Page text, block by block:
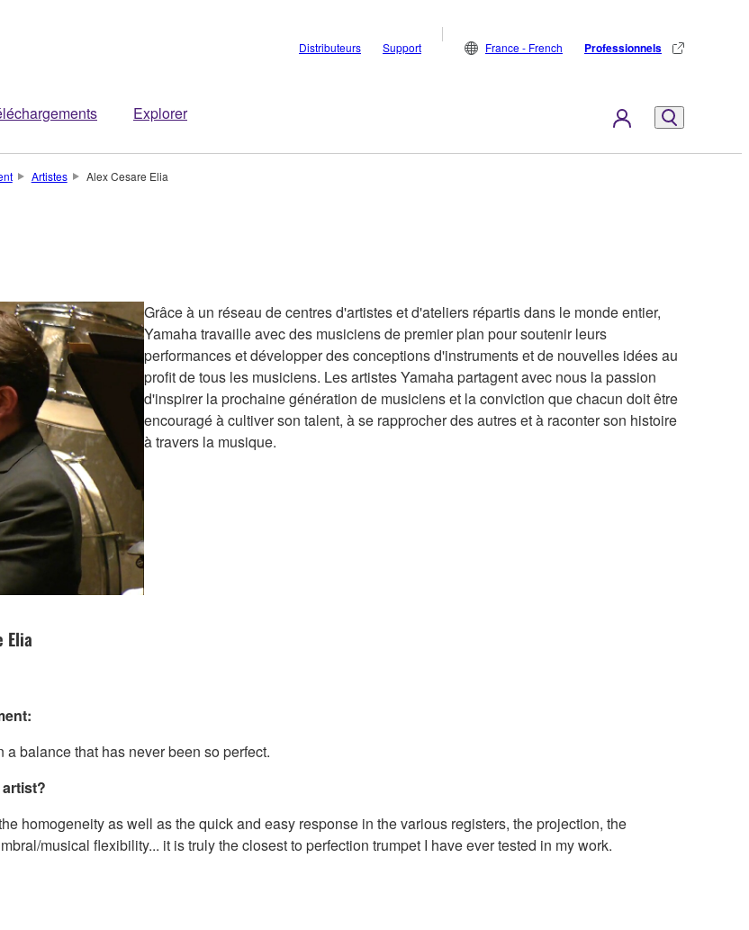
Explorer
Distributeurs Support France - French Professionnels
Artistes Alex Cesare Elia
Grâce à un réseau de centres d'artistes et d'ateliers répartis dans le monde entier,
Yamaha travaille avec des musiciens de premier plan pour soutenir leurs
performances et développer des conceptions d'instruments et de nouvelles idées au
profit de tous les musiciens. Les artistes Yamaha partagent avec nous la passion
d'inspirer la prochaine génération de musiciens et la conviction que chacun doit être
encouragé à cultiver son talent, à se rapprocher des autres et à raconter son histoire
à travers la musique.
Elia
balance that has never been so perfect.
homogeneity as well as the quick and easy response in the various registers, the projection, the
musical flexibility... it is truly the closest to perfection trumpet I have ever tested in my work.